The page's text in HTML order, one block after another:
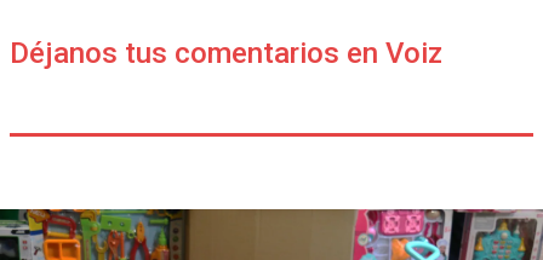
Déjanos tus comentarios en Voiz